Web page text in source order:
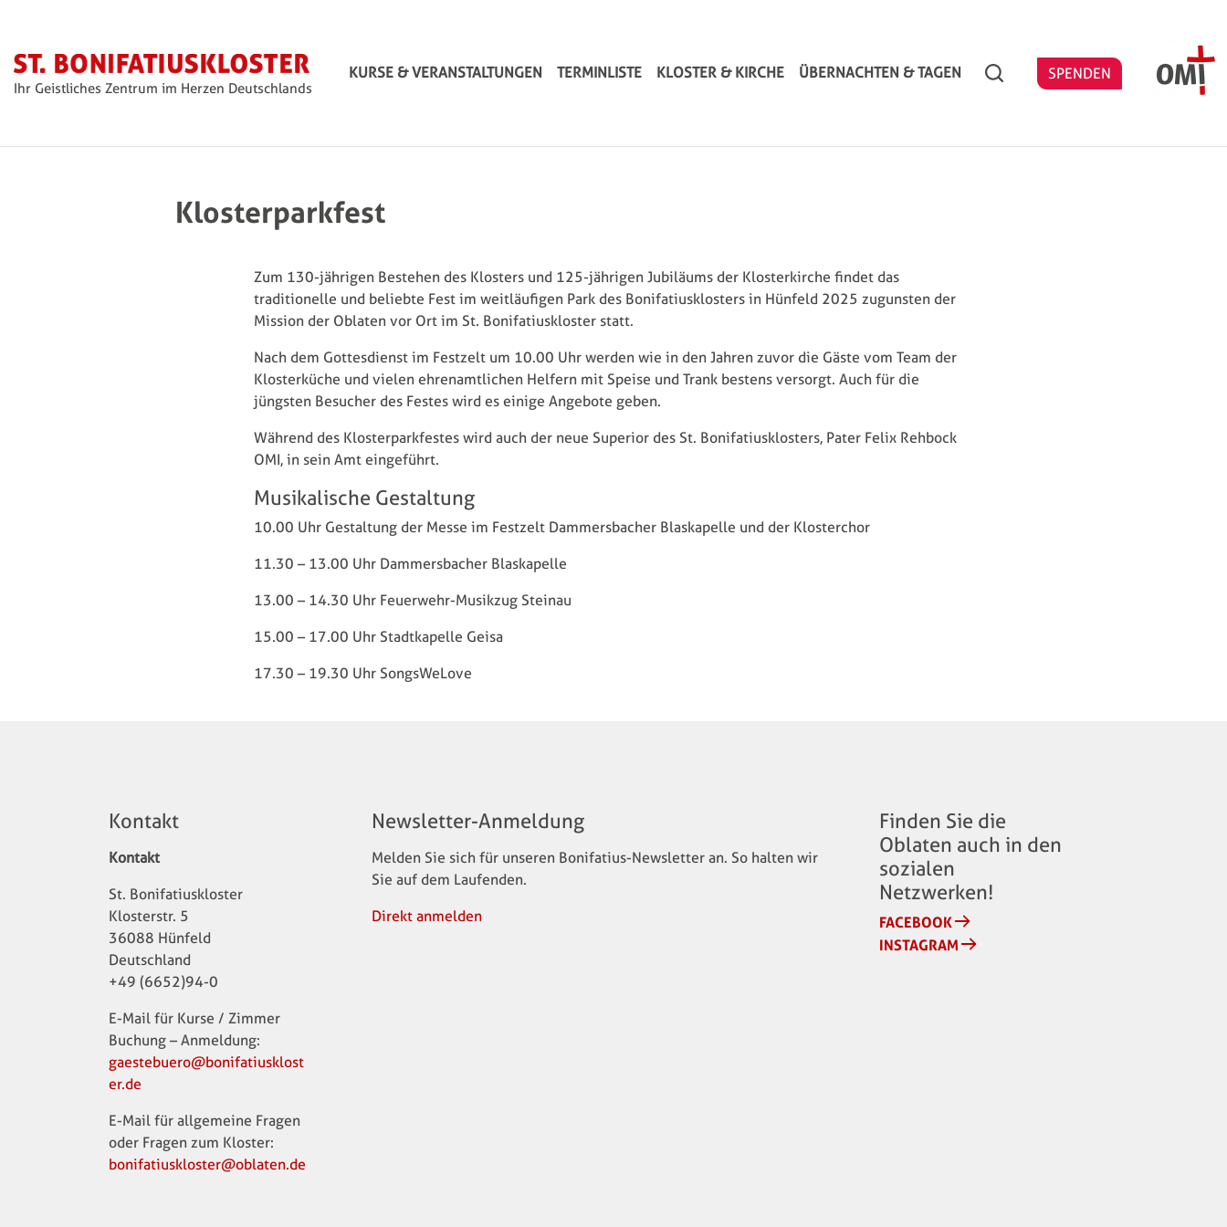
Ihr Geistliches Zentrum im Herzen Deutschlands
KURSE & VERANSTALTUNGEN TERMINLISTE KLOSTER & KIRCHE ÜBERNACHTEN & TAGEN SearchSPENDEN
Klosterparkfest
Zum 130-jährigen Bestehen des Klosters und 125-jährigen Jubiläums der Klosterkirche findet das
traditionelle und beliebte Fest im weitläufigen Park des Bonifatiusklosters in Hünfeld 2025 zugunsten der
Mission der Oblaten vor Ort im St. Bonifatiuskloster statt.
Nach dem Gottesdienst im Festzelt um 10.00 Uhr werden wie in den Jahren zuvor die Gäste vom Team der
Klosterküche und vielen ehrenamtlichen Helfern mit Speise und Trank bestens versorgt. Auch für die
jüngsten Besucher des Festes wird es einige Angebote geben.
Während des Klosterparkfestes wird auch der neue Superior des St. Bonifatiusklosters, Pater Felix Rehbock
OMI, in sein Amt eingeführt.
Musikalische Gestaltung
10.00 Uhr Gestaltung der Messe im Festzelt Dammersbacher Blaskapelle und der Klosterchor
11.30 – 13.00 Uhr Dammersbacher Blaskapelle
13.00 – 14.30 Uhr Feuerwehr-Musikzug Steinau
15.00 – 17.00 Uhr Stadtkapelle Geisa
17.30 – 19.30 Uhr SongsWeLove
Kontakt
Kontakt
St. Bonifatiuskloster
Klosterstr. 5
36088 Hünfeld
Deutschland
+49 (6652)94-0
E-Mail für Kurse / Zimmer
Buchung – Anmeldung:
gaestebuero@bonifatiusklost
er.de
E-Mail für allgemeine Fragen
oder Fragen zum Kloster:
bonifatiuskloster@oblaten.de
Newsletter-Anmeldung
Melden Sie sich für unseren Bonifatius-Newsletter an. So halten wir
Sie auf dem Laufenden.
Direkt anmelden
Finden Sie die
Oblaten auch in den
sozialen
Netzwerken!
FACEBOOK
INSTAGRAM